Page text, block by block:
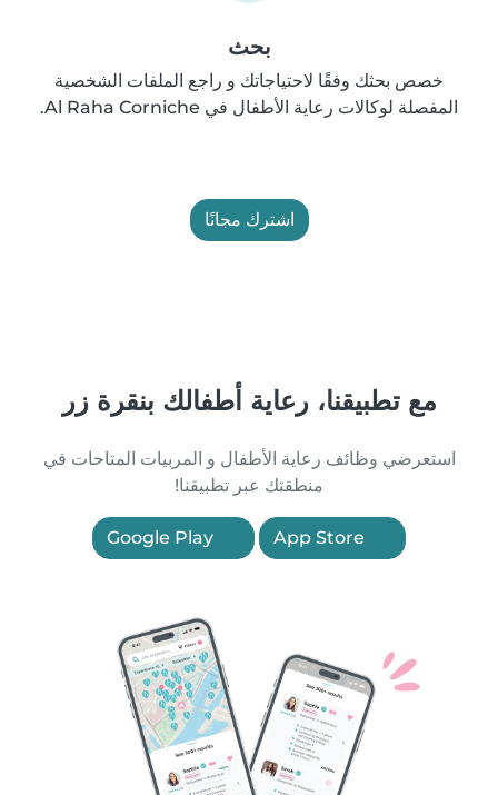
بحث
خصص بحثك وفقًا لاحتياجاتك و راجع الملفات الشخصية
المفصلة لوكالات رعاية الأطفال في Al Raha Corniche.
اشترك مجانًا
مع تطبيقنا، رعاية أطفالك بنقرة زر
استعرضي وظائف رعاية الأطفال و المربيات المتاحات في
منطقتك عبر تطبيقنا!